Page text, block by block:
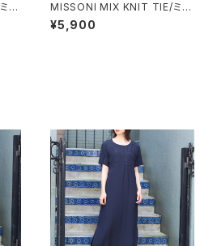
MISSONI MIX KNIT TIE/ミッ
ソーニミックスニットネクタイ
¥5,900